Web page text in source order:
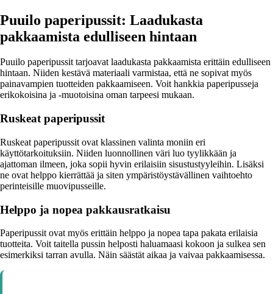
Puuilo paperipussit: Laadukasta
pakkaamista edulliseen hintaan
Puuilo paperipussit tarjoavat laadukasta pakkaamista erittäin edulliseen
hintaan. Niiden kestävä materiaali varmistaa, että ne sopivat myös
painavampien tuotteiden pakkaamiseen. Voit hankkia paperipusseja
erikokoisina ja -muotoisina oman tarpeesi mukaan.
Ruskeat paperipussit
Ruskeat paperipussit ovat klassinen valinta moniin eri
käyttötarkoituksiin. Niiden luonnollinen väri luo tyylikkään ja
ajattoman ilmeen, joka sopii hyvin erilaisiin sisustustyyleihin. Lisäksi
ne ovat helppo kierrättää ja siten ympäristöystävällinen vaihtoehto
perinteisille muovipusseille.
Helppo ja nopea pakkausratkaisu
Paperipussit ovat myös erittäin helppo ja nopea tapa pakata erilaisia
tuotteita. Voit taitella pussin helposti haluamaasi kokoon ja sulkea sen
esimerkiksi tarran avulla. Näin säästät aikaa ja vaivaa pakkaamisessa.